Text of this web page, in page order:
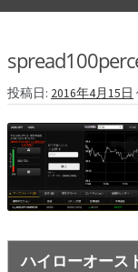
ゲ
シ
ン
へ
ス
キ
ッ
プ
テ
ツ
ス
キ
ッ
プ
業者一覧
ハイローオースト
オプションビット
ファイブスター
基本ルール・取引
投稿日: 2016年4月15日
ハイローオース